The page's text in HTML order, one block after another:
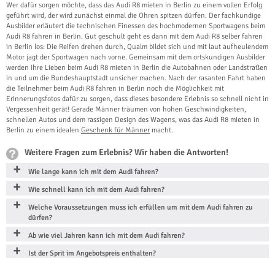
Wer dafür sorgen möchte, dass das Audi R8 mieten in Berlin zu einem vollen Erfolg
geführt wird, der wird zunächst einmal die Ohren spitzen dürfen. Der fachkundige
Ausbilder erläutert die technischen Finessen des hochmodernen Sportwagens beim
Audi R8 fahren in Berlin. Gut geschult geht es dann mit dem Audi R8 selber fahren
in Berlin los: Die Reifen drehen durch, Qualm bildet sich und mit laut aufheulendem
Motor jagt der Sportwagen nach vorne. Gemeinsam mit dem ortskundigen Ausbilder
werden Ihre Lieben beim Audi R8 mieten in Berlin die Autobahnen oder Landstraßen
in und um die Bundeshauptstadt unsicher machen. Nach der rasanten Fahrt haben
die Teilnehmer beim Audi R8 fahren in Berlin noch die Möglichkeit mit
Erinnerungsfotos dafür zu sorgen, dass dieses besondere Erlebnis so schnell nicht in
Vergessenheit gerät! Gerade Männer träumen von hohen Geschwindigkeiten,
schnellen Autos und dem rassigen Design des Wagens, was das Audi R8 mieten in
Berlin zu einem idealen Geschenk für Männer macht.
Weitere Fragen zum Erlebnis? Wir haben die Antworten!
Wie lange kann ich mit dem Audi fahren?
Wie schnell kann ich mit dem Audi fahren?
Welche Voraussetzungen muss ich erfüllen um mit dem Audi fahren zu
dürfen?
Ab wie viel Jahren kann ich mit dem Audi fahren?
Ist der Sprit im Angebotspreis enthalten?